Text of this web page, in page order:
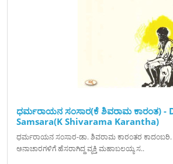
ಧರ್ಮರಾಯನ ಸಂಸಾರ(ಕೆ ಶಿವರಾಮ ಕಾರಂತ) -
Samsara(K Shivarama Karantha)
ಧರ್ಮರಾಯನ ಸಂಸಾರ-ಡಾ. ಶಿವರಾಮ ಕಾರಂತರ ಕಾದಂಬರಿ.
ಅನಾಚಾರಗಳಿಗೆ ಹೆಸರಾಗಿದ್ದ ವ್ಯಕ್ತಿ ಮಹಾಬಲಯ್ಯ ಸ..